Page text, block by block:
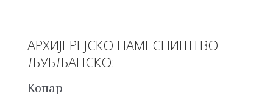
АРХИЈЕРЕЈСКО НАМЕСНИШТВО
ЉУБЉАНСКО:
Копар